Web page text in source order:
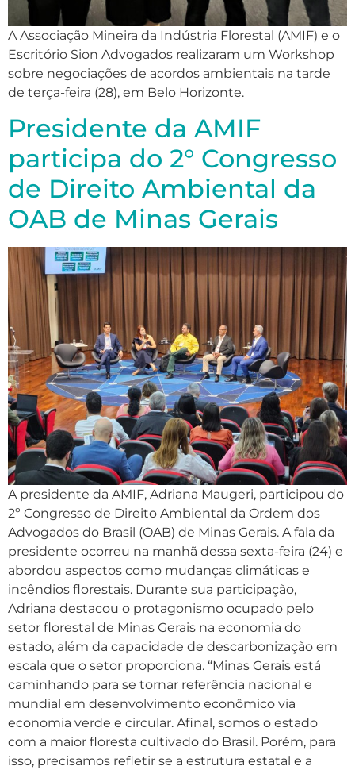
A Associação Mineira da Indústria Florestal (AMIF) e o
Escritório Sion Advogados realizaram um Workshop
sobre negociações de acordos ambientais na tarde
de terça-feira (28), em Belo Horizonte.
Presidente da AMIF
participa do 2° Congresso
de Direito Ambiental da
OAB de Minas Gerais
A presidente da AMIF, Adriana Maugeri, participou do
2º Congresso de Direito Ambiental da Ordem dos
Advogados do Brasil (OAB) de Minas Gerais. A fala da
presidente ocorreu na manhã dessa sexta-feira (24) e
abordou aspectos como mudanças climáticas e
incêndios florestais. Durante sua participação,
Adriana destacou o protagonismo ocupado pelo
setor florestal de Minas Gerais na economia do
estado, além da capacidade de descarbonização em
escala que o setor proporciona. “Minas Gerais está
caminhando para se tornar referência nacional e
mundial em desenvolvimento econômico via
economia verde e circular. Afinal, somos o estado
com a maior floresta cultivado do Brasil. Porém, para
isso, precisamos refletir se a estrutura estatal e a